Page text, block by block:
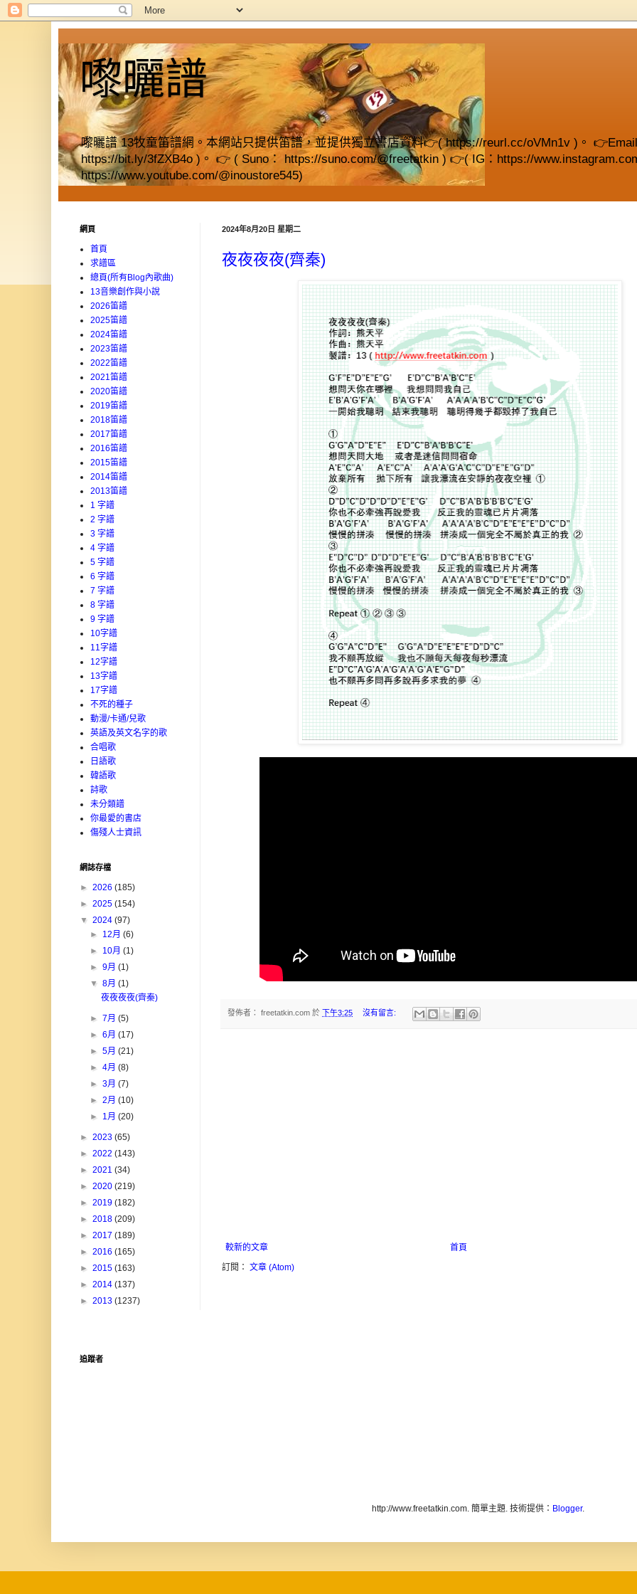
嚟曬譜
嚟曬譜 13牧童笛譜網。本網站只提供笛譜，並提供獨立書店資料👉( https://reurl.cc/oVMn1v )。
https://bit.ly/3fZXB4o )。 👉 ( Suno： https://suno.com/@freetatkin ) 👉( IG：https://
https://www.youtube.com/@inoustore545)
2024年8月20日 星期二
夜夜夜夜(齊秦)
發佈者： freetatkin.com 於 下午3:25 沒有留言:
較新的文章
首頁
訂閱： 文章 (Atom)
網頁
首頁
求譜區
總頁(所有Blog內歌曲)
13音樂創作與小說
2026笛譜
2025笛譜
2024笛譜
2023笛譜
2022笛譜
2021笛譜
2020笛譜
2019笛譜
2018笛譜
2017笛譜
2016笛譜
2015笛譜
2014笛譜
2013笛譜
1 字譜
2 字譜
3 字譜
4 字譜
5 字譜
6 字譜
7 字譜
8 字譜
9 字譜
10字譜
11字譜
12字譜
13字譜
17字譜
不死的種子
動漫/卡通/兒歌
英語及英文名字的歌
合唱歌
日語歌
韓語歌
詩歌
未分類譜
你最愛的書店
傷殘人士資訊
網誌存檔
► 2026 (185)
► 2025 (154)
▼ 2024 (97)
► 12月(6)
► 10月(1)
►9月(1)
▼8月(1)
夜夜夜夜(齊秦)
►7月(5)
►6月(17)
►5月(21)
►4月(8)
►3月(7)
►2月(10)
► 1月(20)
► 2023 (65)
► 2022 (143)
► 2021 (34)
► 2020 (219)
► 2019 (182)
► 2018 (209)
► 2017 (189)
► 2016 (165)
► 2015 (163)
► 2014 (137)
► 2013 (1237)
追蹤者
http://www.freetatkin.com. 簡單主題. 技術提供： Blogger.